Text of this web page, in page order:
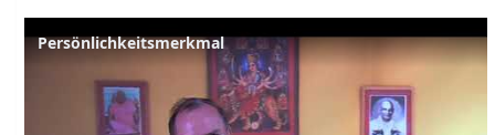
Persönlichkeitsmerkmal